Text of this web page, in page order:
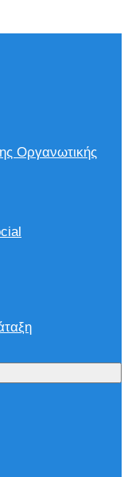
Οργανωτικής